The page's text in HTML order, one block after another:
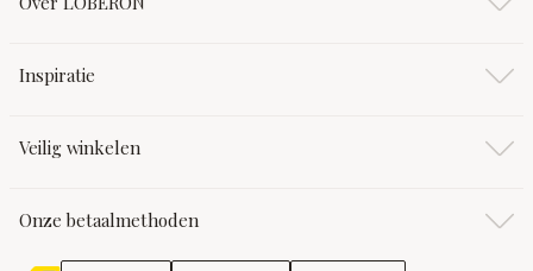
Inspiratie
Veilig winkelen
Onze betaalmethoden